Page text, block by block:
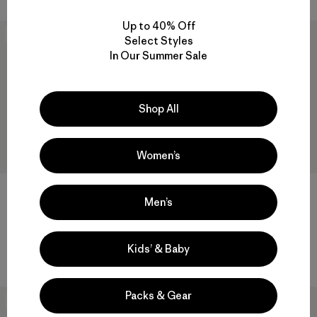
Jockey P-6 Logo Trucker Hat
Valoración: 4.7 / 5
Comentarios
New
+5
Everyday Beanie
Valoración: 5.0 / 5 Comentarios
New
Up to 40% Off
Select Styles
In Our Summer Sale
Shop All
Women’s
Men’s
Kids’ & Baby
Packs & Gear